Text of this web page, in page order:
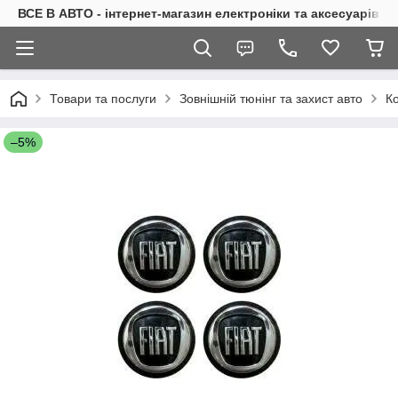
ВСЕ В АВТО - інтернет-магазин електроніки та аксесуарів в
Товари та послуги Зовнішній тюнінг та захист авто
–5%